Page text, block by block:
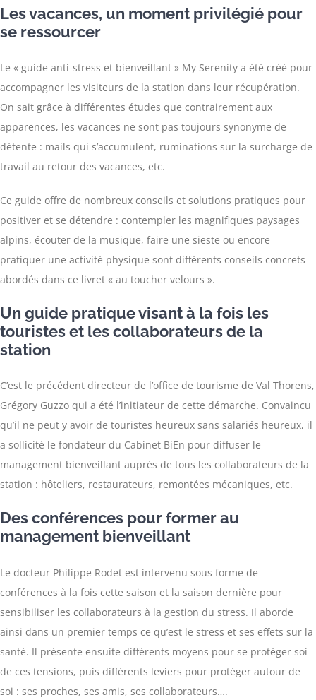
Les vacances, un moment privilégié pour
se ressourcer
Le « guide anti-stress et bienveillant » My Serenity a été créé pour
accompagner les visiteurs de la station dans leur récupération.
On sait grâce à différentes études que contrairement aux
apparences, les vacances ne sont pas toujours synonyme de
détente : mails qui s’accumulent, ruminations sur la surcharge de
travail au retour des vacances, etc.
Ce guide offre de nombreux conseils et solutions pratiques pour
positiver et se détendre : contempler les magnifiques paysages
alpins, écouter de la musique, faire une sieste ou encore
pratiquer une activité physique sont différents conseils concrets
abordés dans ce livret « au toucher velours ».
Un guide pratique visant à la fois les
touristes et les collaborateurs de la
station
C’est le précédent directeur de l’office de tourisme de Val Thorens,
Grégory Guzzo qui a été l’initiateur de cette démarche. Convaincu
qu’il ne peut y avoir de touristes heureux sans salariés heureux, il
a sollicité le fondateur du Cabinet BiEn pour diffuser le
management bienveillant auprès de tous les collaborateurs de la
station : hôteliers, restaurateurs, remontées mécaniques, etc.
Des conférences pour former au
management bienveillant
Le docteur Philippe Rodet est intervenu sous forme de
conférences à la fois cette saison et la saison dernière pour
sensibiliser les collaborateurs à la gestion du stress. Il aborde
ainsi dans un premier temps ce qu’est le stress et ses effets sur la
santé. Il présente ensuite différents moyens pour se protéger soi
de ces tensions, puis différents leviers pour protéger autour de
soi : ses proches, ses amis, ses collaborateurs….